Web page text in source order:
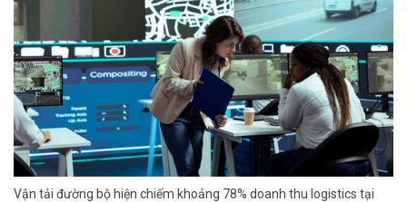
Vận tải đường bộ hiện chiếm khoảng 78% doanh thu logistics tại